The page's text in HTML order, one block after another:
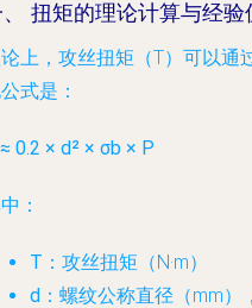
扭矩的理论计算与经验
上，攻丝扭矩（T）可以通
式是：
0.2 × d² × σb × P
：
T ：攻丝扭矩（N·m）
d ：螺纹公称直径（mm